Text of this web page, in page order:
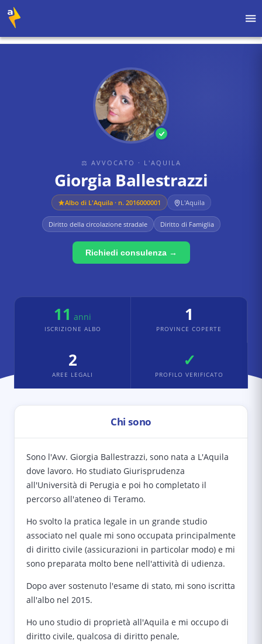
⚖ AVVOCATO · L'AQUILA
Giorgia Ballestrazzi
Albo di L'Aquila· n. 2016000001 L'Aquila
Diritto della circolazione stradale Diritto di Famiglia
Richiedi consulenza →
11 anni
ISCRIZIONE ALBO
1
PROVINCE COPERTE
2
AREE LEGALI
✓
PROFILO VERIFICATO
Chi sono
Sono l'Avv. Giorgia Ballestrazzi, sono nata a L'Aquila
dove lavoro. Ho studiato Giurisprudenza
all'Università di Perugia e poi ho completato il
percorso all'ateneo di Teramo.
Ho svolto la pratica legale in un grande studio
associato nel quale mi sono occupata principalmente
di diritto civile (assicurazioni in particolar modo) e mi
sono preparata molto bene nell'attività di udienza.
Dopo aver sostenuto l'esame di stato, mi sono iscritta
all'albo nel 2015.
Ho uno studio di proprietà all'Aquila e mi occupo di
diritto civile, qualcosa di diritto penale,